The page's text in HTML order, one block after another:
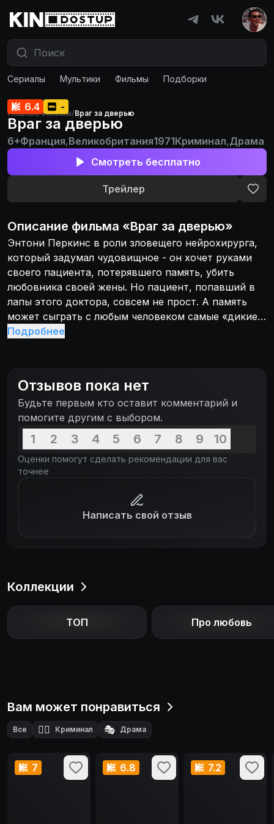
Сериалы Мультики Фильмы Подборки
Главная/Фильмы/Враг за дверью
6.4 -
Враг за дверью
6+Франция,Великобритания1971Криминал,Драма
Смотреть бесплатно
Трейлер
Описание фильма «Враг за дверью»
Энтони Перкинс в роли зловещего нейрохирурга,
который задумал чудовищное - он хочет руками
своего пациента, потерявшего память, убить
любовника своей жены. Но пациент, попавший в
лапы этого доктора, совсем не прост. А память
может сыграть с любым человеком самые «дикие
шуточки»...
Подробнее
Отзывов пока нет
Будьте первым кто оставит комментарий и
помогите другим с выбором.
1 2 3 4 5 6 7 8 9 10
Оценки помогут сделать рекомендации для вас
точнее
Написать свой отзыв
Коллекции
ТОП Про любовь
Вам может понравиться
Все 🕵️‍♂️ Криминал 🎭 Драма
7 6.8 7.2